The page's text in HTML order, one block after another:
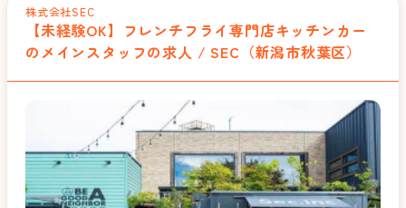
株式会社SEC
【未経験OK】フレンチフライ専門店キッチンカー
のメインスタッフの求人 / SEC（新潟市秋葉区）